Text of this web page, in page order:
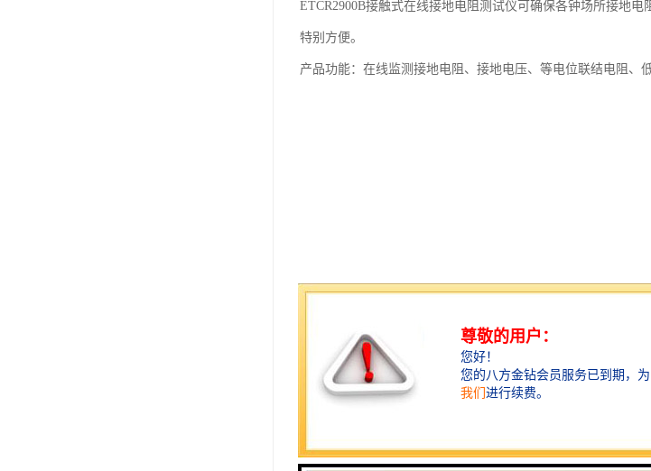
ETCR2900B接触式在线接地电阻测试仪可确保各钟场所接地
特别方便。
产品功能：在线监测接地电阻、接地电压、等电位联结电阻、低